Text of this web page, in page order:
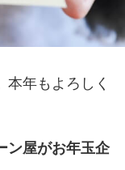
年もよろしく
ン屋がお年玉企